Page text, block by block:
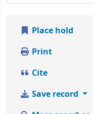
Place hold
Print
Cite
Save record